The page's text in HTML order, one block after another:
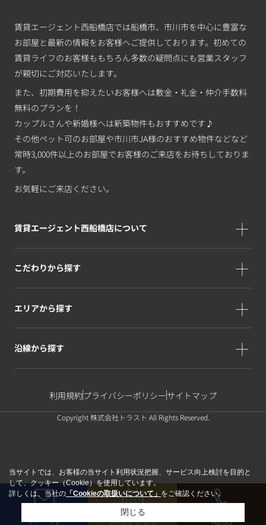
賃貸エージェント西船橋店では船橋市、市川市を中心に豊富な
お部屋と最新の情報をお客様へご提供しております。初めての
賃貸ライフのお客様ももちろん多数の疑問点にも営業スタッフ
が親切にご対応いたします。
また、初期費用を抑えたいお客様へは敷金・礼金・仲介手数料
無料のプランを！
カップルさんや新婚様へは新築物件もおすすめです♪
その他ペット可のお部屋や市川市JA様のおすすめ物件などなど
常時3,000件以上のお部屋でお客様のご来店をお待ちしておりま
す。
お気軽にご来店ください。
賃貸エージェント西船橋店について
こだわりから探す
エリアから探す
沿線から探す
利用規約プライバシーポリシーサイトマップ
Copyright 株式会社トラスト All Rights Reserved.
当サイトでは、お客様の当サイト利用状況把握、サービス向上検討を目的と
して、クッキー（Cookie）を使用しています。
詳しくは、当社の 「Cookieの取扱いについて」 をご確認ください。
閉じる